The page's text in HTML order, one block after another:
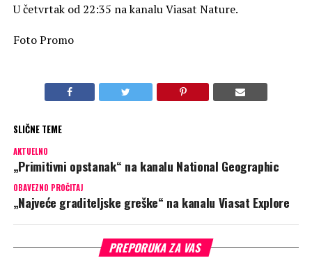
U četvrtak od 22:35 na kanalu Viasat Nature.
Foto Promo
SLIČNE TEME
AKTUELNO
„Primitivni opstanak“ na kanalu National Geographic
OBAVEZNO PROČITAJ
„Najveće graditeljske greške“ na kanalu Viasat Explore
PREPORUKA ZA VAS